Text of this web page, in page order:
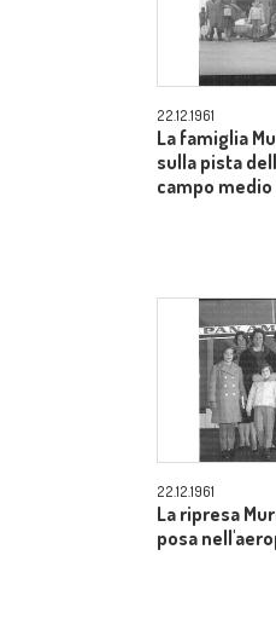
22.12.1961
La famiglia
sulla pista
campo medio
22.12.1961
La ripresa
posa